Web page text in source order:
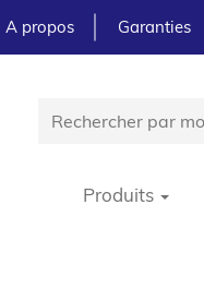
A propos Garanties
Produits